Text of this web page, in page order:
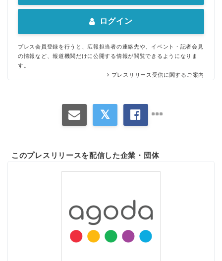
ログイン
プレス会員登録を行うと、広報担当者の連絡先や、イベント・記者会見
の情報など、報道機関だけに公開する情報が閲覧できるようになりま
す。
プレスリリース受信に関するご案内
このプレスリリースを配信した企業・団体